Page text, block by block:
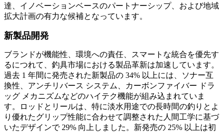
達、イノベーションベースのパートナーシップ、および地域
拡大計画の有力な候補となっています。
新製品開発
ブランドが機能性、環境への責任、スマートな統合を優先す
るにつれて、釣具市場における製品革新は加速しています。
過去 1 年間に発売された新製品の 34% 以上には、ソナー互
換性、アンチリバース システム、カーボンファイバー ドラ
ッグ メカニズムなどのハイテク機能が組み込まれていま
す。ロッドとリールは、特に淡水用途での長時間の釣りとよ
り優れたグリップ性能に合わせて調整された人間工学に基づ
いたデザインで 29% 向上しました。新発売の 25% 以上は初